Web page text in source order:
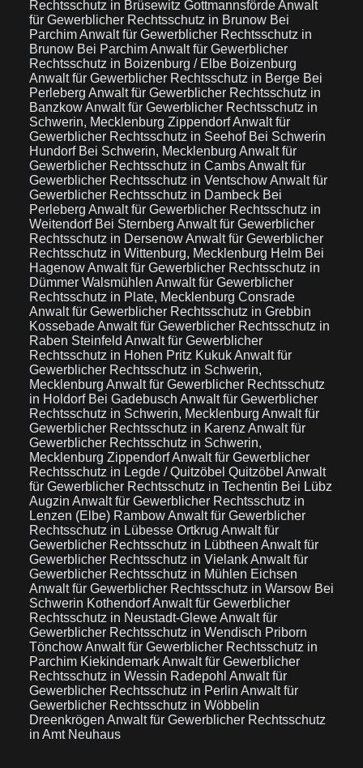
Rechtsschutz in Brüsewitz GottmannsfördeAnwalt
für Gewerblicher Rechtsschutz in Brunow Bei
ParchimAnwalt für Gewerblicher Rechtsschutz in
Brunow Bei ParchimAnwalt für Gewerblicher
Rechtsschutz in Boizenburg / Elbe Boizenburg
Anwalt für Gewerblicher Rechtsschutz in Berge Bei
Perleberg Anwalt für Gewerblicher Rechtsschutz in
BanzkowAnwalt für Gewerblicher Rechtsschutz in
Schwerin, Mecklenburg ZippendorfAnwalt für
Gewerblicher Rechtsschutz in Seehof Bei Schwerin
Hundorf Bei Schwerin, Mecklenburg Anwalt für
Gewerblicher Rechtsschutz in CambsAnwalt für
Gewerblicher Rechtsschutz in VentschowAnwalt für
Gewerblicher Rechtsschutz in Dambeck Bei
Perleberg Anwalt für Gewerblicher Rechtsschutz in
Weitendorf Bei Sternberg Anwalt für Gewerblicher
Rechtsschutz in DersenowAnwalt für Gewerblicher
Rechtsschutz in Wittenburg, Mecklenburg Helm Bei
HagenowAnwalt für Gewerblicher Rechtsschutz in
Dümmer Walsmühlen Anwalt für Gewerblicher
Rechtsschutz in Plate, Mecklenburg Consrade
Anwalt für Gewerblicher Rechtsschutz in Grebbin
KossebadeAnwalt für Gewerblicher Rechtsschutz in
Raben Steinfeld Anwalt für Gewerblicher
Rechtsschutz in Hohen Pritz KukukAnwalt für
Gewerblicher Rechtsschutz in Schwerin,
Mecklenburg Anwalt für Gewerblicher Rechtsschutz
in Holdorf Bei Gadebusch Anwalt für Gewerblicher
Rechtsschutz in Schwerin, Mecklenburg Anwalt für
Gewerblicher Rechtsschutz in Karenz Anwalt für
Gewerblicher Rechtsschutz in Schwerin,
Mecklenburg ZippendorfAnwalt für Gewerblicher
Rechtsschutz in Legde / Quitzöbel Quitzöbel Anwalt
für Gewerblicher Rechtsschutz in Techentin Bei Lübz
Augzin Anwalt für Gewerblicher Rechtsschutz in
Lenzen (Elbe) RambowAnwalt für Gewerblicher
Rechtsschutz in Lübesse Ortkrug Anwalt für
Gewerblicher Rechtsschutz in Lübtheen Anwalt für
Gewerblicher Rechtsschutz in VielankAnwalt für
Gewerblicher Rechtsschutz in Mühlen Eichsen
Anwalt für Gewerblicher Rechtsschutz in Warsow Bei
Schwerin KothendorfAnwalt für Gewerblicher
Rechtsschutz in Neustadt-GleweAnwalt für
Gewerblicher Rechtsschutz in Wendisch Priborn
TönchowAnwalt für Gewerblicher Rechtsschutz in
Parchim KiekindemarkAnwalt für Gewerblicher
Rechtsschutz in Wessin Radepohl Anwalt für
Gewerblicher Rechtsschutz in Perlin Anwalt für
Gewerblicher Rechtsschutz in Wöbbelin
Dreenkrögen Anwalt für Gewerblicher Rechtsschutz
in Amt Neuhaus